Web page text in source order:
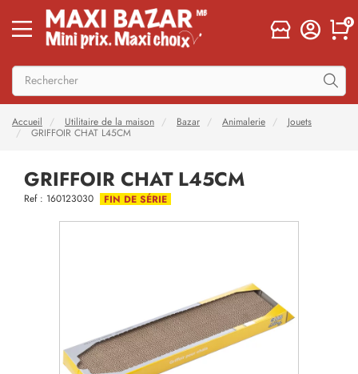
0
Accueil Utilitaire de la maison Bazar Animalerie
Jouets
GRIFFOIR CHAT L45CM
GRIFFOIR CHAT L45CM
Ref : 160123030 FIN DE SÉRIE